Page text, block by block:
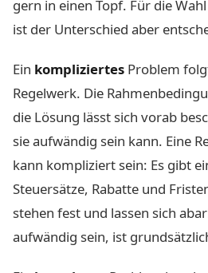
gern in einen Topf. Für die
ist der Unterschied aber
Ein kompliziertes Problem
Regelwerk. Die
die Lösung lässt sich vorab
sie aufwändig sein kann. Eine
kann kompliziert sein: Es gibt
Steuersätze, Rabatte und
stehen fest und lassen sich
aufwändig sein, ist